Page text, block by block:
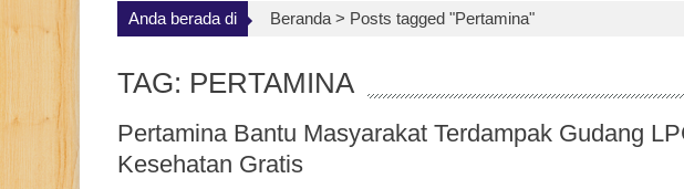
Anda berada di Beranda > Posts tagged "Pertamina"
TAG: PERTAMINA
Pertamina Bantu Masyarakat Terdampak Gudang
Kesehatan Gratis